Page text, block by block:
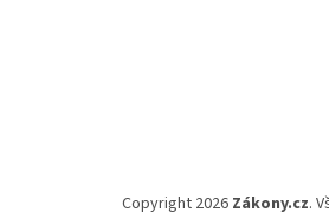
Copyright 2026 Zákony.cz.